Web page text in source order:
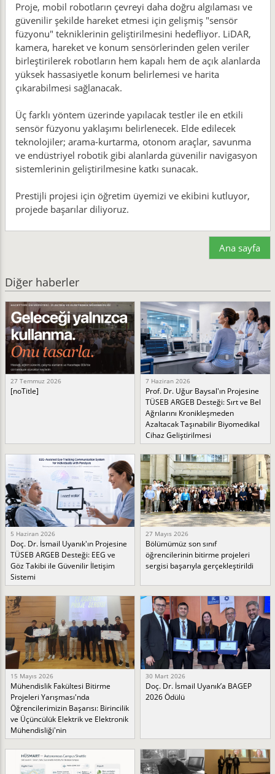
Proje, mobil robotların çevreyi daha doğru algılaması ve
güvenilir şekilde hareket etmesi için gelişmiş "sensör
füzyonu" tekniklerinin geliştirilmesini hedefliyor. LiDAR,
kamera, hareket ve konum sensörlerinden gelen veriler
birleştirilerek robotların hem kapalı hem de açık alanlarda
yüksek hassasiyetle konum belirlemesi ve harita
çıkarabilmesi sağlanacak.
Üç farklı yöntem üzerinde yapılacak testler ile en etkili
sensör füzyonu yaklaşımı belirlenecek. Elde edilecek
teknolojiler; arama-kurtarma, otonom araçlar, savunma
ve endüstriyel robotik gibi alanlarda güvenilir navigasyon
sistemlerinin geliştirilmesine katkı sunacak.
Prestijli projesi için öğretim üyemizi ve ekibini kutluyor,
projede başarılar diliyoruz.
Ana sayfa
Diğer haberler
27 Temmuz 2026
[noTitle]
7 Haziran 2026
Prof. Dr. Uğur Baysal'ın Projesine
TÜSEB ARGEB Desteği: Sırt ve Bel
Ağrılarını Kronikleşmeden
Azaltacak Taşınabilir Biyomedikal
Cihaz Geliştirilmesi
5 Haziran 2026
Doç. Dr. İsmail Uyanık'ın Projesine
TÜSEB ARGEB Desteği: EEG ve
Göz Takibi ile Güvenilir İletişim
Sistemi
27 Mayıs 2026
Bölümümüz son sınıf
öğrencilerinin bitirme projeleri
sergisi başarıyla gerçekleştirildi
15 Mayıs 2026
Mühendislik Fakültesi Bitirme
Projeleri Yarışması'nda
Öğrencilerimizin Başarısı: Birincilik
ve Üçüncülük Elektrik ve Elektronik
Mühendisliği'nin
30 Mart 2026
Doç. Dr. İsmail Uyanık’a BAGEP
2026 Ödülü